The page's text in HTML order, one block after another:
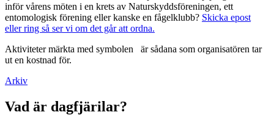
inför vårens möten i en krets av Naturskyddsföreningen, ett
entomologisk förening eller kanske en fågelklubb? Skicka epost
eller ring så ser vi om det går att ordna.
Aktiviteter märkta med symbolen
är sådana som organisatören tar
ut en kostnad för.
Arkiv
Vad är dagfjärilar?